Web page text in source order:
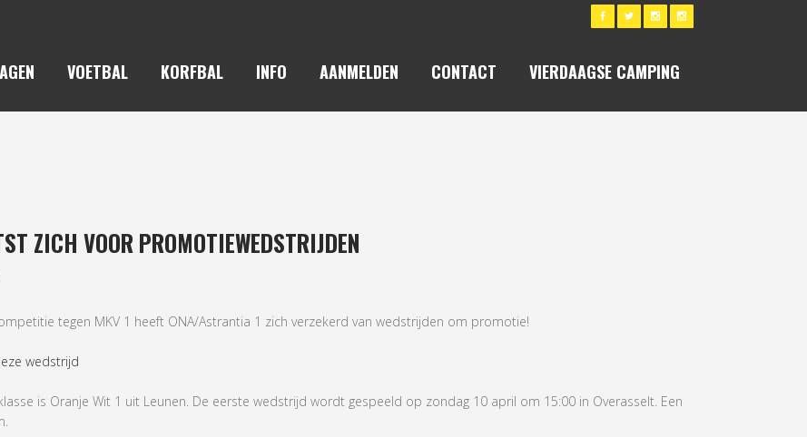
VOETBAL KORFBAL INFO AANMELDEN CONTACT VIERDAAGSE CAMPING
ZICH VOOR PROMOTIEWEDSTRIJDEN
tegen MKV 1 heeft ONA/Astrantia 1 zich verzekerd van wedstrijden om promotie!
wedstrijd
is Oranje Wit 1 uit Leunen. De eerste wedstrijd wordt gespeeld op zondag 10 april om 15:00 in Overasselt. Een